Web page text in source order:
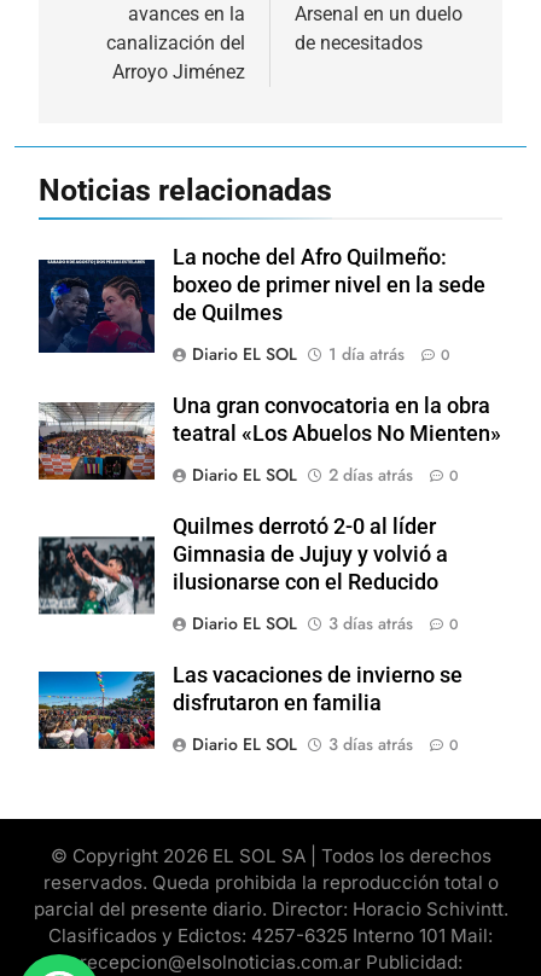
entradas
avances en la
canalización del
Arroyo Jiménez
Arsenal en un duelo
de necesitados
Noticias relacionadas
La noche del Afro Quilmeño:
boxeo de primer nivel en la sede
de Quilmes
Diario EL SOL
1 día atrás 0
Una gran convocatoria en la obra
teatral «Los Abuelos No Mienten»
Diario EL SOL
2 días atrás 0
Quilmes derrotó 2-0 al líder
Gimnasia de Jujuy y volvió a
ilusionarse con el Reducido
Diario EL SOL
3 días atrás 0
Las vacaciones de invierno se
disfrutaron en familia
Diario EL SOL
3 días atrás 0
© Copyright 2026 EL SOL SA | Todos los derechos
reservados. Queda prohibida la reproducción total o
parcial del presente diario. Director: Horacio Schivintt.
Clasificados y Edictos: 4257-6325 Interno 101 Mail:
recepcion@elsolnoticias.com.ar Publicidad: